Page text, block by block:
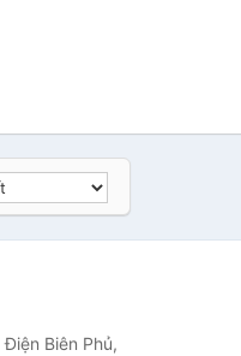
Điện Biên Phủ,